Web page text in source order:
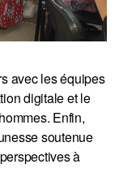
avec les équipes
digitale et le
Enfin,
soutenue
à